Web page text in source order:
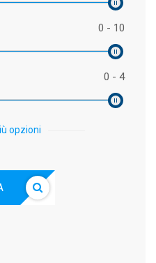
0 - 10
0 - 4
opzioni